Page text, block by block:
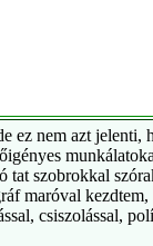
ez nem azt jelenti,
tat szobrokkal
maróval
csiszolással,